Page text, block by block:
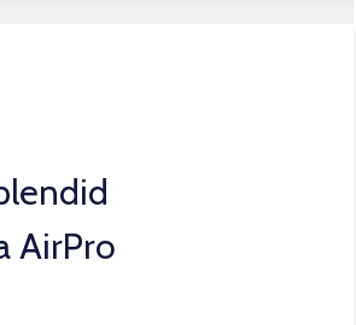
AirPro